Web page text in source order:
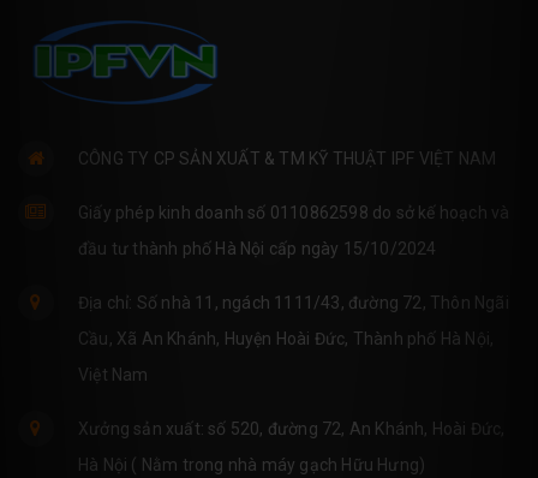
CÔNG TY CP SẢN XUẤT & TM KỸ THUẬT IPF VIỆT NAM
Giấy phép kinh doanh số 0110862598 do sở kế hoạch và
đầu tư thành phố Hà Nội cấp ngày 15/10/2024
Địa chỉ: Số nhà 11, ngách 1111/43, đường 72, Thôn Ngãi
Cầu, Xã An Khánh, Huyện Hoài Đức, Thành phố Hà Nội,
Việt Nam
Xưởng sản xuất: số 520, đường 72, An Khánh, Hoài Đức,
Hà Nội ( Nằm trong nhà máy gạch Hữu Hưng)